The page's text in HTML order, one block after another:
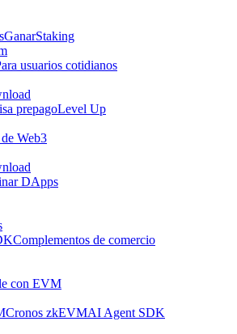
GanarStaking
usuarios cotidianos
prepagoLevel Up
Web3
DApps
Complementos de comercio
con EVM
Cronos zkEVMAI Agent SDK